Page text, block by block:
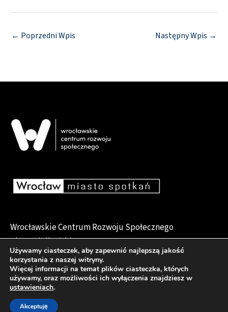
← Poprzedni Wpis Następny Wpis →
Wrocławskie Centrum Rozwoju Społecznego
pl. Dominikański 6, 50-159 Wrocław
Deklaracja dostępności
Używamy ciasteczek, aby zapewnić najlepszą jakość
korzystania z naszej witryny.
Więcej informacji na temat plików ciasteczka, których
używamy, oraz możliwości ich wyłączenia znajdziesz w
ustawieniach.
Akceptuję